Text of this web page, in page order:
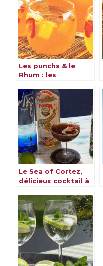
Les punchs & le
Rhum : les
Le Sea of Cortez,
délicieux cocktail à